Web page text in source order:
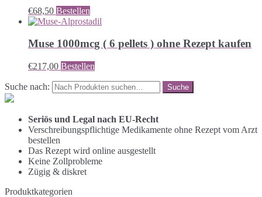
€68,50 Bestellen
Muse 1000mcg ( 6 pellets ) ohne Rezept kaufen
€217,00 Bestellen
Suche nach:
Seriös und Legal nach EU-Recht
Verschreibungspflichtige Medikamente ohne Rezept vom Arzt
bestellen
Das Rezept wird online ausgestellt
Keine Zollprobleme
Zügig & diskret
Produktkategorien